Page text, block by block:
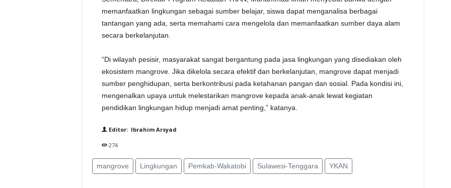
memanfaatkan lingkungan sebagai sumber belajar, siswa dapat menganalisa berbagai
tantangan yang ada, serta memahami cara mengelola dan memanfaatkan sumber daya alam
secara berkelanjutan.
“Di wilayah pesisir, masyarakat sangat bergantung pada jasa lingkungan yang disediakan oleh
ekosistem mangrove. Jika dikelola secara efektif dan berkelanjutan, mangrove dapat menjadi
sumber penghidupan, serta berkontribusi pada ketahanan pangan dan sosial. Pada kondisi ini,
mengenalkan upaya untuk melestarikan mangrove kepada anak-anak lewat kegiatan
pendidikan lingkungan hidup menjadi amat penting,” katanya.
Editor: Ibrahim Arsyad
274
mangrove Lingkungan Pemkab-Wakatobi Sulawesi-Tenggara YKAN